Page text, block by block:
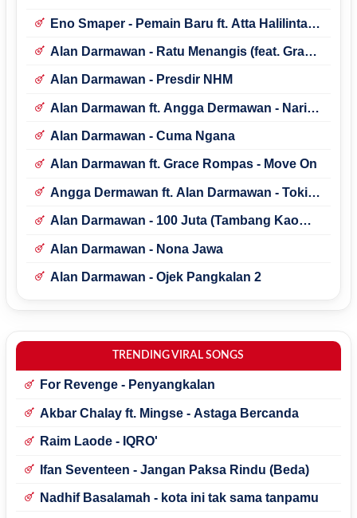
Eno Smaper - Pemain Baru ft. Atta Halilintar,
Alan Darmawan - Ratu Menangis (feat. Grace
Alan Darmawan - Presdir NHM
Alan Darmawan ft. Angga Dermawan - Nari
Alan Darmawan - Cuma Ngana
Alan Darmawan ft. Grace Rompas - Move On
Angga Dermawan ft. Alan Darmawan - Toki
Alan Darmawan - 100 Juta (Tambang Kao
Alan Darmawan - Nona Jawa
Alan Darmawan - Ojek Pangkalan 2
TRENDING VIRAL SONGS
For Revenge - Penyangkalan
Akbar Chalay ft. Mingse - Astaga Bercanda
Raim Laode - IQRO'
Ifan Seventeen - Jangan Paksa Rindu (Beda)
Nadhif Basalamah - kota ini tak sama tanpamu